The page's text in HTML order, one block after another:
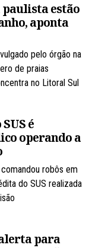
estão
aponta
pelo órgão na
de praias
no Litoral Sul
é
operando a
robôs em
do SUS realizada
para